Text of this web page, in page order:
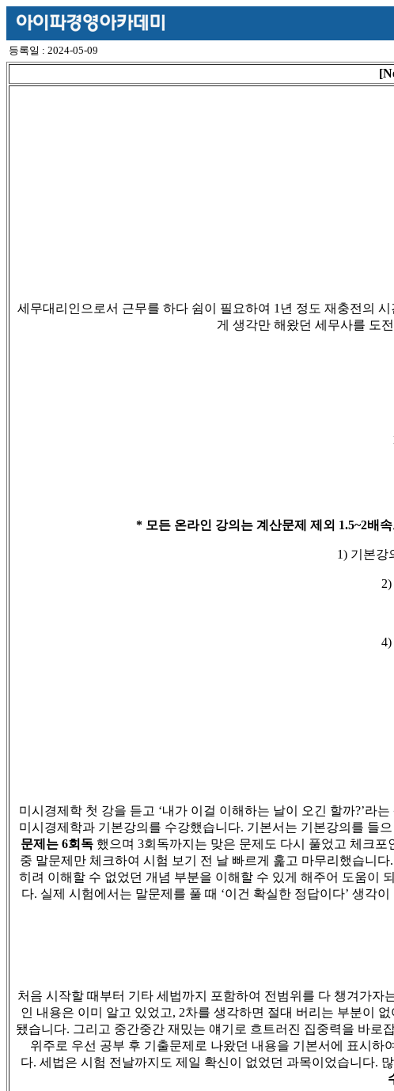
등록일 : 2024-05-09
세무대리인으로서 근무를 하다 쉼이 필요하여 1 년 정도 재충전의
게 생각만 해왔던 세무사를 도
* 모든 온라인 강의는 계산문제 제외 1.5~2배
1) 기본강
2)
4)
미시경제학 첫 강을 듣고 ‘내가 이걸 이해하는 날이 오긴 할까?’라는
미시경제학과 기본강의를 수강했습니다. 기본서는 기본강의를 들
문제는 6회독 했으며 3회독까지는 맞은 문제도 다시 풀었고 체크
중 말문제만 체크하여 시험 보기 전 날 빠르게 훑고 마무리했습니다.
히려 이해할 수 없었던 개념 부분을 이해할 수 있게 해주어 도움이
다. 실제 시험에서는 말문제를 풀 때 ‘이건 확실한 정답이다’ 생각이
처음 시작할 때부터 기타 세법까지 포함하여 전범위를 다 챙겨가자
인 내용은 이미 알고 있었고, 2차를 생각하면 절대 버리는 부분이
됐습니다. 그리고 중간중간 재밌는 얘기로 흐트러진 집중력을 바로
위주로 우선 공부 후 기출문제로 나왔던 내용을 기본서에 표시하
다. 세법은 시험 전날까지도 제일 확신이 없었던 과목이었습니다.